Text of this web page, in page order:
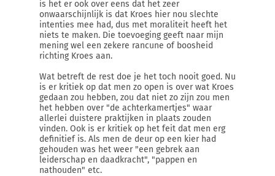
is het er ook over eens dat het zeer
onwaarschijnlijk is dat Kroes hier nou slechte
intenties mee had, dus met moraliteit heeft het
niets te maken. Die toevoeging geeft naar mijn
mening wel een zekere rancune of boosheid
richting Kroes aan.
Wat betreft de rest doe je het toch nooit goed. Nu
is er kritiek op dat men zo open is over wat Kroes
gedaan zou hebben, zou dat niet zo zijn zou men
het hebben over "de achterkamertjes" waar
allerlei duistere praktijken in plaats zouden
vinden. Ook is er kritiek op het feit dat men erg
definitief is. Als men de deur op een kier had
gehouden was het weer "een gebrek aan
leiderschap en daadkracht", "pappen en
nathouden" etc.